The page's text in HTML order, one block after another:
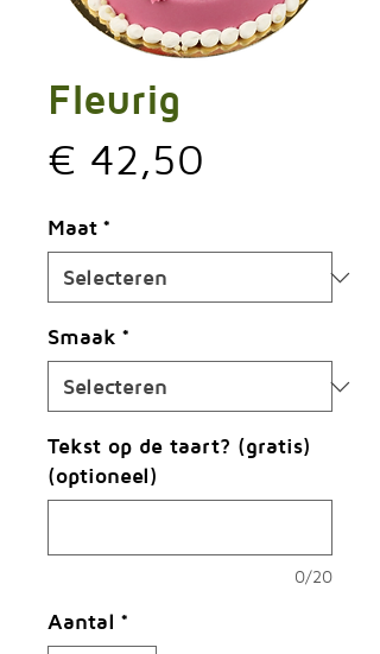
Fleurig
€ 42,50
Maat *
Smaak *
Tekst op de taart? (gratis)
(optioneel)
0/20
Aantal *